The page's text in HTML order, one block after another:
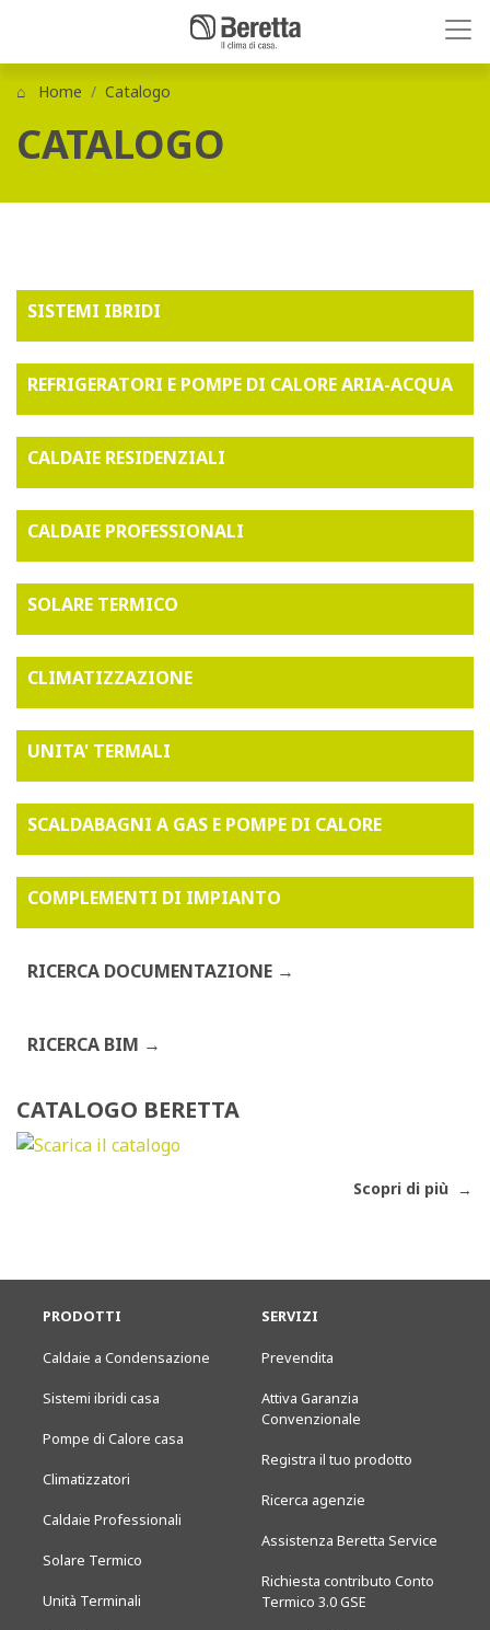
Home Catalogo
CATALOGO
SISTEMI IBRIDI
REFRIGERATORI E POMPE DI CALORE ARIA-ACQUA
CALDAIE RESIDENZIALI
CALDAIE PROFESSIONALI
SOLARE TERMICO
CLIMATIZZAZIONE
UNITA' TERMALI
SCALDABAGNI A GAS E POMPE DI CALORE
COMPLEMENTI DI IMPIANTO
RICERCA DOCUMENTAZIONE
RICERCA BIM
CATALOGO BERETTA
Scopri di più
PRODOTTI
Caldaie a Condensazione
Sistemi ibridi casa
Pompe di Calore casa
Climatizzatori
Caldaie Professionali
Solare Termico
Unità Terminali
SERVIZI
Prevendita
Attiva Garanzia
Convenzionale
Registra il tuo prodotto
Ricerca agenzie
Assistenza Beretta Service
Richiesta contributo Conto
Termico 3.0 GSE